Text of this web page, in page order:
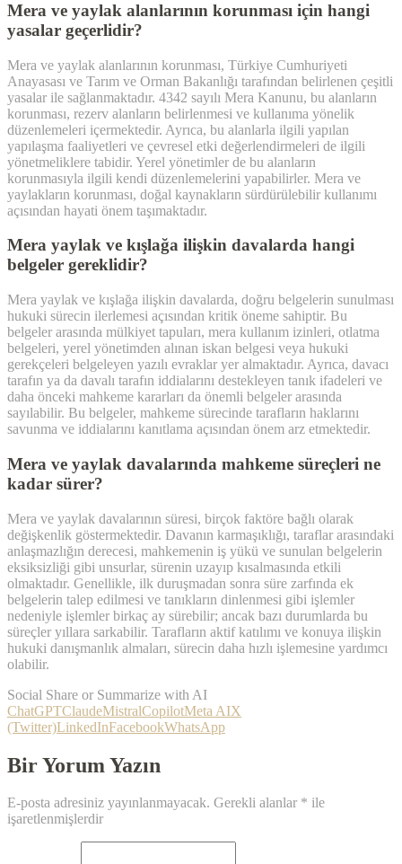
Mera ve yaylak alanlarının korunması için hangi
yasalar geçerlidir?
Mera ve yaylak alanlarının korunması, Türkiye Cumhuriyeti
Anayasası ve Tarım ve Orman Bakanlığı tarafından belirlenen çeşitli
yasalar ile sağlanmaktadır. 4342 sayılı Mera Kanunu, bu alanların
korunması, rezerv alanların belirlenmesi ve kullanıma yönelik
düzenlemeleri içermektedir. Ayrıca, bu alanlarla ilgili yapılan
yapılaşma faaliyetleri ve çevresel etki değerlendirmeleri de ilgili
yönetmeliklere tabidir. Yerel yönetimler de bu alanların
korunmasıyla ilgili kendi düzenlemelerini yapabilirler. Mera ve
yaylakların korunması, doğal kaynakların sürdürülebilir kullanımı
açısından hayati önem taşımaktadır.
Mera yaylak ve kışlağa ilişkin davalarda hangi
belgeler gereklidir?
Mera yaylak ve kışlağa ilişkin davalarda, doğru belgelerin sunulması
hukuki sürecin ilerlemesi açısından kritik öneme sahiptir. Bu
belgeler arasında mülkiyet tapuları, mera kullanım izinleri, otlatma
belgeleri, yerel yönetimden alınan iskan belgesi veya hukuki
gerekçeleri belgeleyen yazılı evraklar yer almaktadır. Ayrıca, davacı
tarafın ya da davalı tarafın iddialarını destekleyen tanık ifadeleri ve
daha önceki mahkeme kararları da önemli belgeler arasında
sayılabilir. Bu belgeler, mahkeme sürecinde tarafların haklarını
savunma ve iddialarını kanıtlama açısından önem arz etmektedir.
Mera ve yaylak davalarında mahkeme süreçleri ne
kadar sürer?
Mera ve yaylak davalarının süresi, birçok faktöre bağlı olarak
değişkenlik göstermektedir. Davanın karmaşıklığı, taraflar arasındaki
anlaşmazlığın derecesi, mahkemenin iş yükü ve sunulan belgelerin
eksiksizliği gibi unsurlar, sürenin uzayıp kısalmasında etkili
olmaktadır. Genellikle, ilk duruşmadan sonra süre zarfında ek
belgelerin talep edilmesi ve tanıkların dinlenmesi gibi işlemler
nedeniyle işlemler birkaç ay sürebilir; ancak bazı durumlarda bu
süreçler yıllara sarkabilir. Tarafların aktif katılımı ve konuya ilişkin
hukuki danışmanlık almaları, sürecin daha hızlı işlemesine yardımcı
olabilir.
Social Share or Summarize with AI
ChatGPTClaudeMistralCopilotMeta AIX
(Twitter)LinkedInFacebookWhatsApp
Bir Yorum Yazın
E-posta adresiniz yayınlanmayacak. Gerekli alanlar * ile
işaretlenmişlerdir